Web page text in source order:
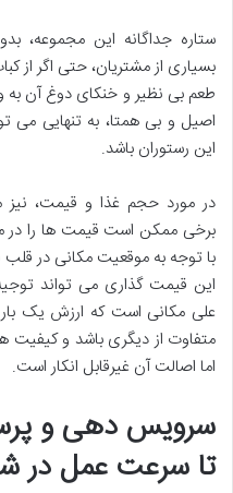
ستاره جداگانه این
بسیاری از مشتریان، حتی اگر از
طعم بی نظیر و خنکای دوغ آن
اصیل و بی همتا، به تنهایی می
این رستوران باشد.
در مورد حجم غذا و قیمت، نیز
برخی ممکن است قیمت ها را در
با توجه به موقعیت مکانی در قلب
این قیمت گذاری می تواند
علی مکانی است که ارزش یک بار
متفاوت از دیگری باشد و
اما اصالت آن غیرقابل انکار است.
سرویس دهی و
تا سرعت عمل در